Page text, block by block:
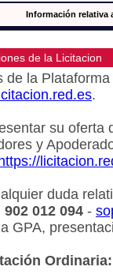
Información relativa
de la Licitacion
de la
.
su oferta
y
https://
duda
902 012 094 -
GPA,
Ordinaria: